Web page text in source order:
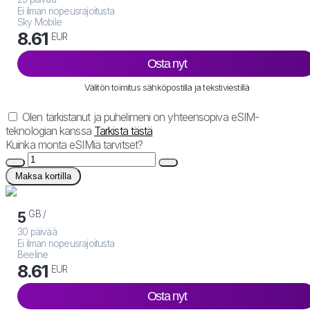
Ei ilman nopeusrajoitusta
Sky Mobile
8.61 EUR
Osta nyt
Välitön toimitus sähköpostilla ja tekstiviestillä
Olen tarkistanut ja puhelimeni on yhteensopiva eSIM-
teknologian kanssa Tarkista tästä
Kuinka monta eSIMiä tarvitset?
Maksa kortilla
5 GB /
30 päivää
Ei ilman nopeusrajoitusta
Beeline
8.61 EUR
Osta nyt